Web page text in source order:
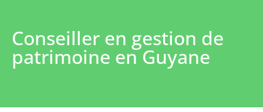
Conseiller en gestion de
patrimoine en Guyane